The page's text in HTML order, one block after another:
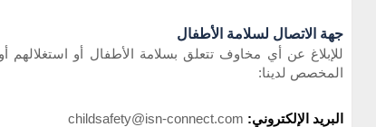
جهة الاتصال لسلامة الأطفال
للإبلاغ عن أي مخاوف تتعلق بسلامة الأطفال أو استغلالهم
المخصص لدينا:
البريد الإلكتروني: